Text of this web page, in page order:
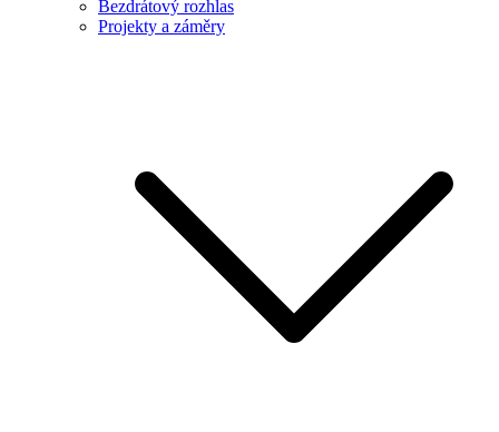
Bezdrátový rozhlas
Projekty a záměry